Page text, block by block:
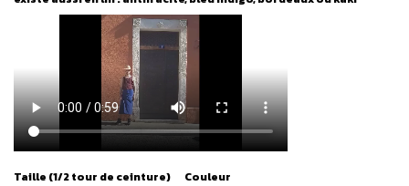
Taille (1/2 tour de ceinture)
Couleur